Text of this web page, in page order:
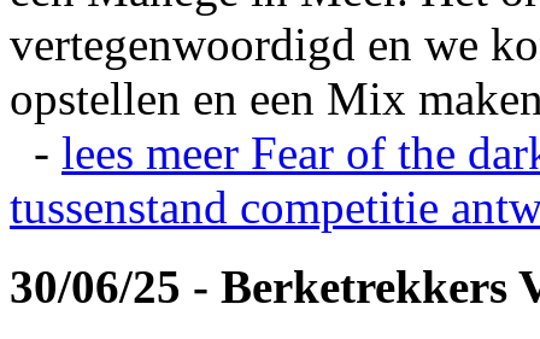
vertegenwoordigd en we
opstellen en een Mix
- lees meer Fear of the
tussenstand competitie
30/06/25 - Berketrekkers